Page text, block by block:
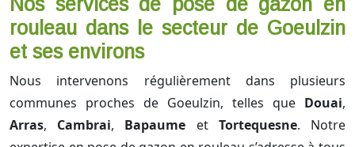
rouleau dans le secteur de Goeulzin
et ses environs
Nous intervenons régulièrement dans plusieurs
communes proches de Goeulzin, telles que Douai,
Arras, Cambrai, Bapaume et Tortequesne. Notre